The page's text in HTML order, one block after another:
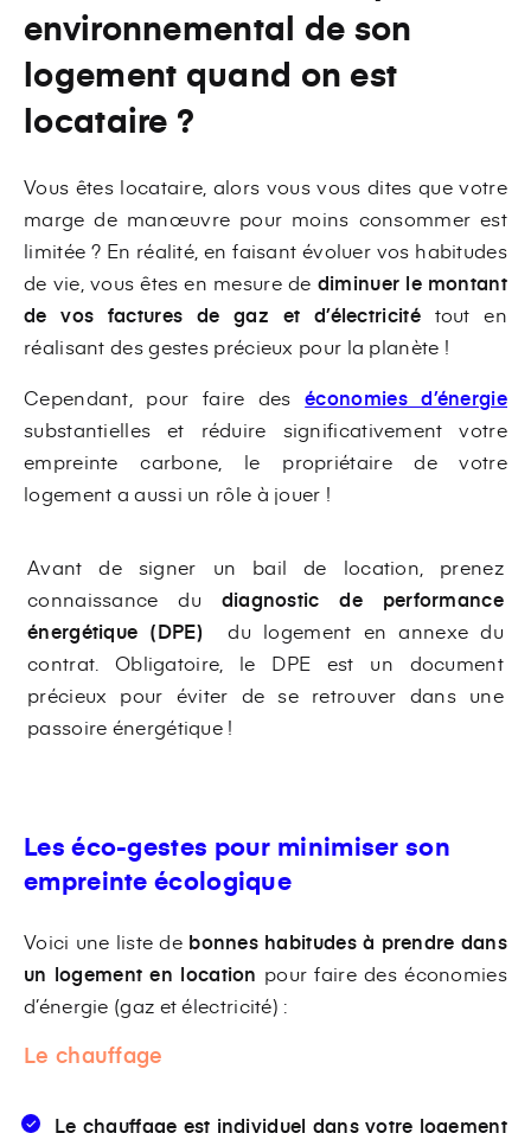
environnemental de son
logement quand on est
locataire ?
Vous êtes locataire, alors vous vous dites que votre
marge de manœuvre pour moins consommer est
limitée ? En réalité, en faisant évoluer vos habitudes
de vie, vous êtes en mesure de diminuer le montant
de vos factures de gaz et d’électricitétout en
réalisant des gestes précieux pour la planète !
Cependant, pour faire deséconomies d’énergie
substantielles et réduire significativement votre
empreinte carbone, le propriétaire de votre
logement a aussi un rôle à jouer !
Avant de signer un bail de location, prenez
connaissance du diagnostic de performance
énergétique (DPE)
du logement en annexe du
contrat. Obligatoire, le DPE est un document
précieux pour éviter de se retrouver dans une
passoire énergétique !
Les éco-gestes pour minimiser son
empreinte écologique
Voici une liste de bonnes habitudes à prendre dans
un logement en location pour faire des économies
d’énergie (gaz et électricité) :
Le chauffage
Le chauffage est individuel dans votre logement